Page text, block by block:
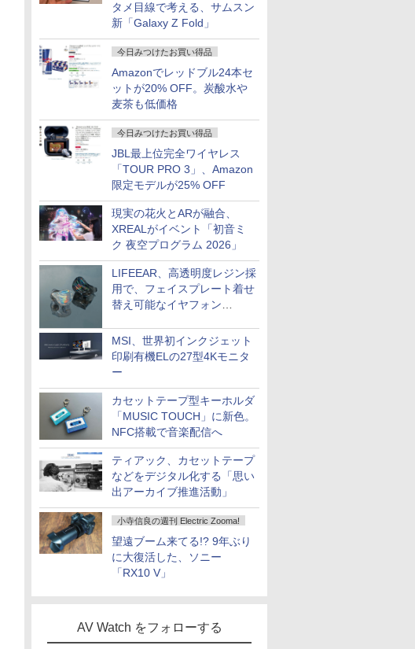
タメ目線で考える、サムスン
新「Galaxy Z Fold」
今日みつけたお買い得品
Amazonでレッドブル24本セ
ットが20% OFF。炭酸水や
麦茶も低価格
今日みつけたお買い得品
JBL最上位完全ワイヤレス
「TOUR PRO 3」、Amazon
限定モデルが25% OFF
現実の花火とARが融合、
XREALがイベント「初音ミ
ク 夜空プログラム 2026」
LIFEEAR、高透明度レジン採
用で、フェイスプレート着せ
替え可能なイヤフォン
MSI、世界初インクジェット
印刷有機ELの27型4Kモニタ
ー
カセットテープ型キーホルダ
「MUSIC TOUCH」に新色。
NFC搭載で音楽配信へ
ティアック、カセットテープ
などをデジタル化する「思い
出アーカイブ推進活動」
小寺信良の週刊 Electric Zooma!
望遠ブーム来てる!? 9年ぶり
に大復活した、ソニー
「RX10 V」
AV Watch をフォローする